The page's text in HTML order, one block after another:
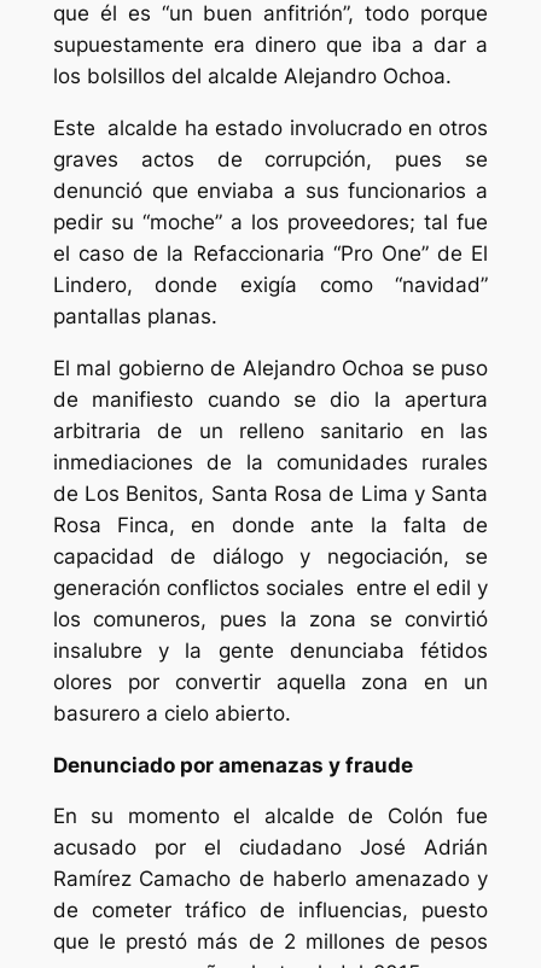
que él es “un buen anfitrión”, todo porque
supuestamente era dinero que iba a dar a
los bolsillos del alcalde Alejandro Ochoa.
Este alcalde ha estado involucrado en otros
graves actos de corrupción, pues se
denunció que enviaba a sus funcionarios a
pedir su “moche” a los proveedores; tal fue
el caso de la Refaccionaria “Pro One” de El
Lindero, donde exigía como “navidad”
pantallas planas.
El mal gobierno de Alejandro Ochoa se puso
de manifiesto cuando se dio la apertura
arbitraria de un relleno sanitario en las
inmediaciones de la comunidades rurales
de Los Benitos, Santa Rosa de Lima y Santa
Rosa Finca, en donde ante la falta de
capacidad de diálogo y negociación, se
generación conflictos sociales entre el edil y
los comuneros, pues la zona se convirtió
insalubre y la gente denunciaba fétidos
olores por convertir aquella zona en un
basurero a cielo abierto.
Denunciado por amenazas y fraude
En su momento el alcalde de Colón fue
acusado por el ciudadano José Adrián
Ramírez Camacho de haberlo amenazado y
de cometer tráfico de influencias, puesto
que le prestó más de 2 millones de pesos